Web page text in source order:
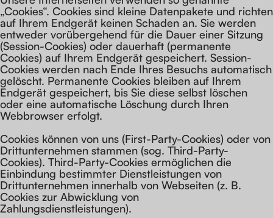
„Cookies“. Cookies sind kleine Datenpakete und richten
auf Ihrem Endgerät keinen Schaden an. Sie werden
entweder vorübergehend für die Dauer einer Sitzung
(Session-Cookies) oder dauerhaft (permanente
Cookies) auf Ihrem Endgerät gespeichert. Session-
Cookies werden nach Ende Ihres Besuchs automatisch
gelöscht. Permanente Cookies bleiben auf Ihrem
Endgerät gespeichert, bis Sie diese selbst löschen
oder eine automatische Löschung durch Ihren
Webbrowser erfolgt.
Cookies können von uns (First-Party-Cookies) oder von
Drittunternehmen stammen (sog. Third-Party-
Cookies). Third-Party-Cookies ermöglichen die
Einbindung bestimmter Dienstleistungen von
Drittunternehmen innerhalb von Webseiten (z. B.
Cookies zur Abwicklung von
Zahlungsdienstleistungen).